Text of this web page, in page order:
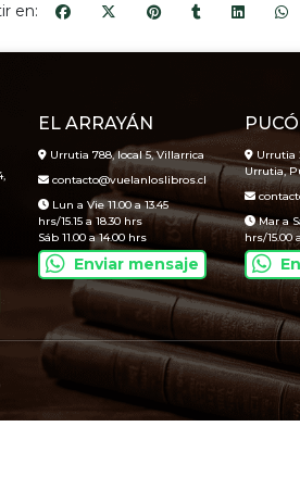
en:
EL ARRAYÁN
Urrutia 788, local 5, Villarrica
contacto@vuelanloslibros.cl
Lun a Vie 11.00 a 13.45
hrs/15.15 a 18.30 hrs
Sáb 11.00 a 14.00 hrs
Enviar mensaje
Urrutia
Urrutia,
Mar a
hrs/15.00